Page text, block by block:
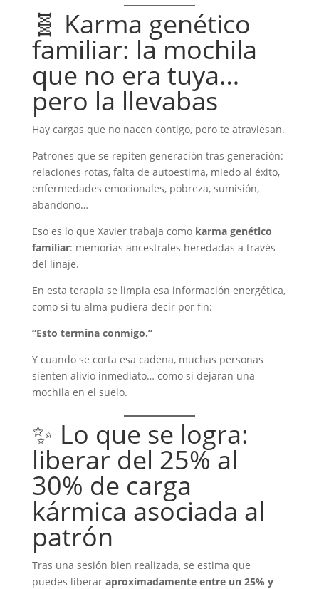
🧬 Karma genético
familiar: la mochila
que no era tuya…
pero la llevabas
Hay cargas que no nacen contigo, pero te atraviesan.
Patrones que se repiten generación tras generación:
relaciones rotas, falta de autoestima, miedo al éxito,
enfermedades emocionales, pobreza, sumisión,
abandono…
Eso es lo que Xavier trabaja como karma genético
familiar: memorias ancestrales heredadas a través
del linaje.
En esta terapia se limpia esa información energética,
como si tu alma pudiera decir por fin:
“Esto termina conmigo.”
Y cuando se corta esa cadena, muchas personas
sienten alivio inmediato… como si dejaran una
mochila en el suelo.
✨ Lo que se logra:
liberar del 25% al
30% de carga
kármica asociada al
patrón
Tras una sesión bien realizada, se estima que
puedes liberar aproximadamente entre un 25% y